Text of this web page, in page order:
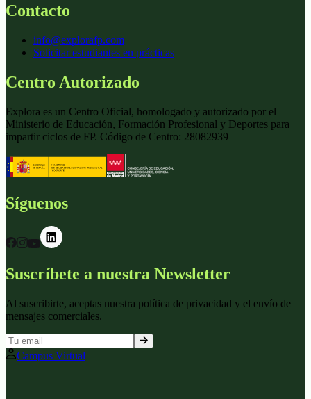
Contacto
info@explorafp.com
Solicitar estudiantes en prácticas
Centro Autorizado
Explora es un Centro Oficial, homologado y autorizado por el
Ministerio de Educación, Formación Profesional y Deportes para
impartir ciclos de FP. Código de Centro: 28082939
Síguenos
Suscríbete a nuestra Newsletter
Al suscribirte, aceptas nuestra política de privacidad y el envío de
mensajes comerciales.
Campus Virtual